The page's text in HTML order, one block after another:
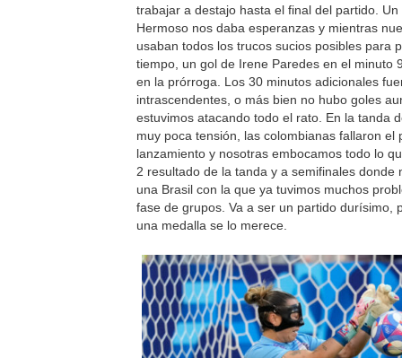
trabajar a destajo hasta el final del partido.
Hermoso nos daba esperanzas y mientras
usaban todos los trucos sucios posibles para
tiempo, un gol de Irene Paredes en el minuto
en la prórroga. Los 30 minutos adicionales
intrascendentes, o más bien no hubo goles
estuvimos atacando todo el rato. En la tanda
muy poca tensión, las colombianas fallaron el
lanzamiento y nosotras embocamos todo lo
2 resultado de la tanda y a semifinales donde
una Brasil con la que ya tuvimos muchos
fase de grupos. Va a ser un partido durísimo,
una medalla se lo merece.